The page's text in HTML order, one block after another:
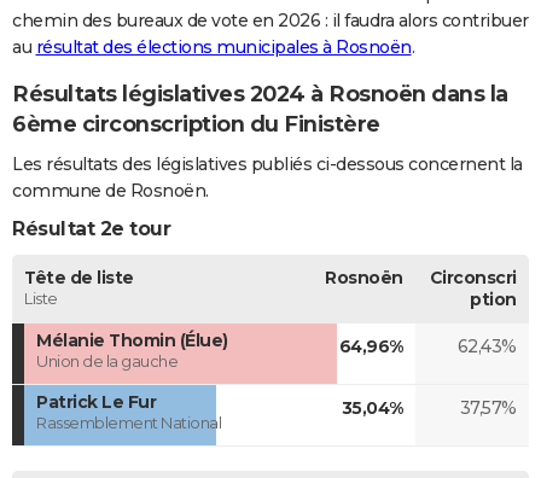
S'inscrire
Se connecter
Lycées
Collèges
Primaires
Universités
Entreprises
Service militaire
Avis de recherche
AVIS DE DÉCÈS
chemin des bureaux de vote en 2026 : il faudra alors contribuer
au résultat des élections municipales à Rosnoën.
Résultats législatives 2024 à Rosnoën dans la
6ème circonscription du Finistère
Les résultats des législatives publiés ci-dessous concernent la
commune de Rosnoën.
Résultat 2e tour
Tête de liste
Liste
Rosnoën
Circonscri
ption
Mélanie Thomin (Élue)
Union de la gauche
64,96% 62,43%
Patrick Le Fur
Rassemblement National
35,04% 37,57%